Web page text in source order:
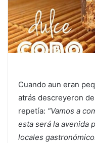
Cuando aun eran
atrás descreyeron
repetía: “Vamos a
esta será la avenida
locales